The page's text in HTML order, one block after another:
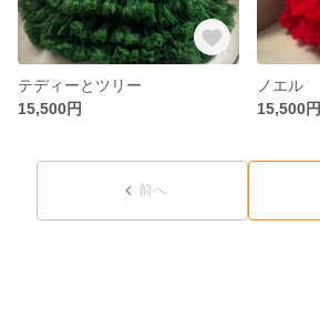
テディーとツリー
15,500円
ノエル
15,500円
前へ